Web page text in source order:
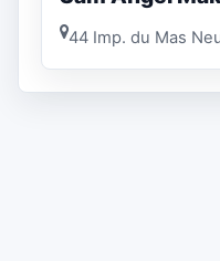
44 Imp. du Mas